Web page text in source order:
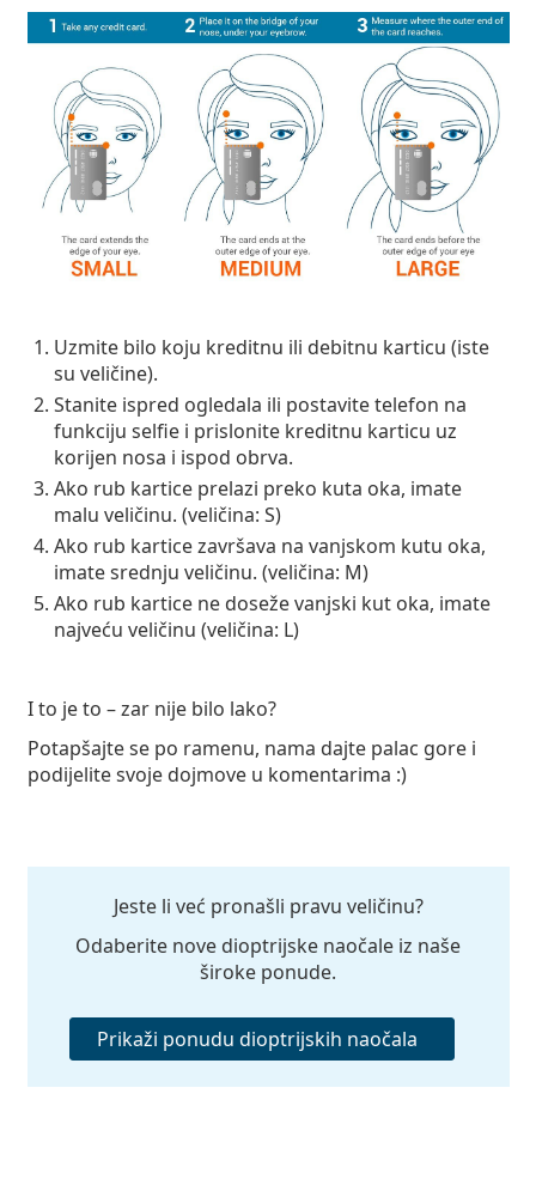
Uzmite bilo koju kreditnu ili debitnu karticu (iste
su veličine).
Stanite ispred ogledala ili postavite telefon na
funkciju selfie i prislonite kreditnu karticu uz
korijen nosa i ispod obrva.
Ako rub kartice prelazi preko kuta oka, imate
malu veličinu. (veličina: S)
Ako rub kartice završava na vanjskom kutu oka,
imate srednju veličinu. (veličina: M)
Ako rub kartice ne doseže vanjski kut oka, imate
najveću veličinu (veličina: L)
I to je to – zar nije bilo lako?
Potapšajte se po ramenu, nama dajte palac gore i
podijelite svoje dojmove u komentarima :)
Jeste li već pronašli pravu veličinu?
Odaberite nove dioptrijske naočale iz naše
široke ponude.
Prikaži ponudu dioptrijskih naočala